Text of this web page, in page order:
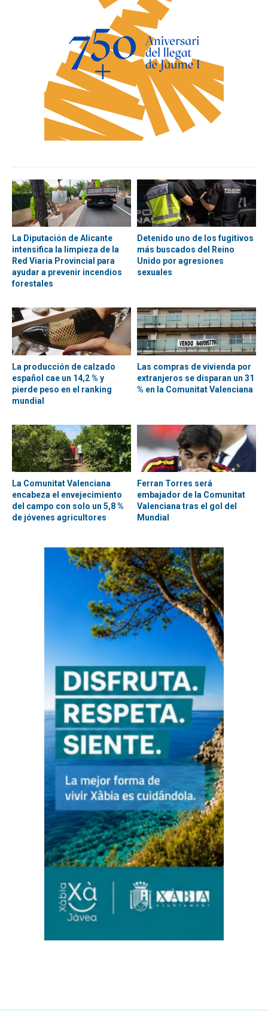
La Diputación de Alicante
intensifica la limpieza de la
Red Viaria Provincial para
ayudar a prevenir incendios
forestales
Detenido uno de los fugitivos
más buscados del Reino
Unido por agresiones
sexuales
La producción de calzado
español cae un 14,2 % y
pierde peso en el ranking
mundial
Las compras de vivienda por
extranjeros se disparan un 31
% en la Comunitat Valenciana
La Comunitat Valenciana
encabeza el envejecimiento
del campo con solo un 5,8 %
de jóvenes agricultores
Ferran Torres será
embajador de la Comunitat
Valenciana tras el gol del
Mundial